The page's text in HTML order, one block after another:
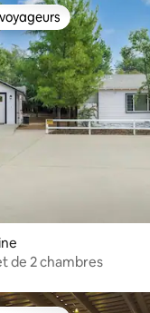
de 2 chambres